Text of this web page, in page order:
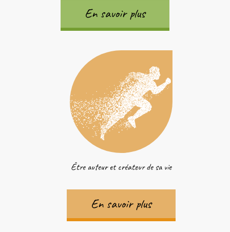
En savoir plus
Être auteur et créateur de sa vie
En savoir plus